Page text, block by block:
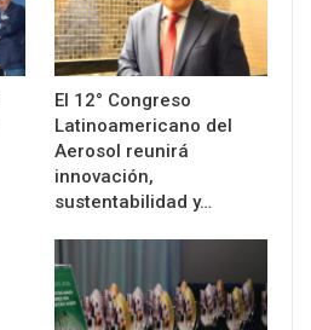
El 12° Congreso
Latinoamericano del
Aerosol reunirá
innovación,
sustentabilidad y…